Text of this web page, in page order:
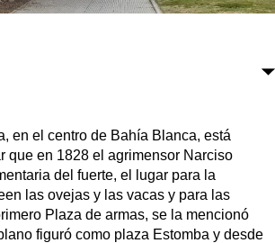
Útiles
en el centro de Bahía Blanca, está
que en 1828 el agrimensor Narciso
del fuerte, el lugar para la
las ovejas y las vacas y para las
Plaza de armas, se la mencionó
figuró como plaza Estomba y desde